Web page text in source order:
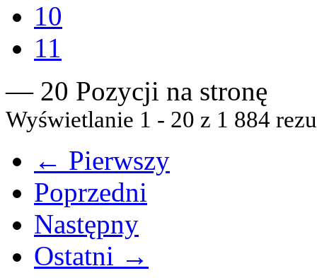
10
11
— 20 Pozycji na stronę
Wyświetlanie 1 - 20 z 1 884
← Pierwszy
Poprzedni
Następny
Ostatni →